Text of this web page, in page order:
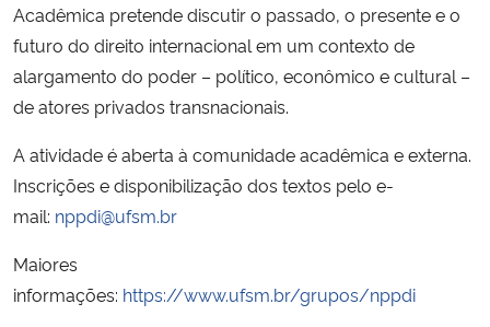
Gabinete de Segurança Institucional
Advocacia-Geral da União
Acadêmica pretende discutir o passado, o presente e o
futuro do direito internacional em um contexto de
alargamento do poder – político, econômico e cultural –
de atores privados transnacionais.
A atividade é aberta à comunidade acadêmica e externa.
Inscrições e disponibilização dos textos pelo e-
mail: nppdi@ufsm.br
Maiores
informações: https://www.ufsm.br/grupos/nppdi